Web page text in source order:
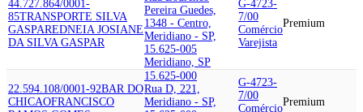
44.727.864/0001-
85TRANSPORTE SILVA
GASPAREDNEIA JOSIANE
DA SILVA GASPAR
Pereira Guedes,
1348 - Centro,
Meridiano - SP,
15.625-005
Meridiano, SP
G-4723-
7/00
Comércio
Varejista
Premium
22.594.108/0001-92BAR DO
CHICAOFRANCISCO
15.625-000
Rua D, 221,
Meridiano - SP,
G-4723-
7/00
Comércio
Premium